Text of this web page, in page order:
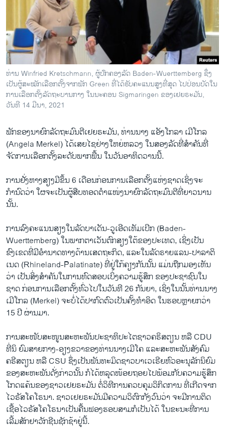
ຊຸມຊົນຊາວລາວ
ວິທະຍາສາດ-ເທັກໂນໂລຈີ
ທຸລະກິດ
ພາສາອັງກິດ
ວີດີໂອ
ສຽງ
ລາຍງານ
ຕິດຕາມພວກເຮົາ ທີ່
ພາສາຕ່າງໆ
ທ່ານ Winfried Kretschmann, ຜູ້ປົກຄອງລັດ Baden-Wuerttemberg ຊຶ່ງ
ເປັນຜູ້ສະໝັກເລືອກຕັ້ງຈາກພັກ Green ທີ່ໄດ້ຮັບຄະແນນສູງທີ່ສຸດ ໄປປ່ອນບັດໃນ
ການເລືອກຕັ້ງລັດຖະບານກາງ ໃນນະຄອນ Sigmaringen ຂອງເຢຍຣະມັນ,
ວັນທີ 14 ມີນາ, 2021
ພັກຂອງນາຍົກລັດຖະມົນຕີເຢຍຣະມັນ, ທ່ານນາງ ແອັງໂກລາ ເມີໂກລ
(Angela Merkel) ໄດ້ເສຍໄຊຢ່າງໃຫຍ່ຫລວງ ໃນສອງລັດທີ່ສຳຄັນທີ່
ຈັດການເລືອກຕັ້ງລະດັບພາກພື້ນ ໃນວັນອາທິດວານນີ້.
ການຢັ່ງຫາງສຽງມີຂຶ້ນ 6 ເດືອນກ່ອນການເລືອກຕັ້ງແຫ່ງຊາດເຊິ່ງຈະ
ກຳນົດວ່າ ໃຜຈະເປັນຜູ້ສືບທອດຕຳແໜ່ງນາຍົກລັດຖະມົນຕີທີ່ຍາວນານ
ນັ້ນ.
ການລົງຄະແນນສຽງໃນລັດບາເດັນ-ວູເອີດເທັມເບີກ (Baden-
Wuerttemberg) ໃນພາກຕາເວັນຕົກສຽງໃຕ້ຂອງປະເທດ, ເຊິ່ງເປັນ
ຂົງເຂດທີ່ມີອໍານາດທາງດ້ານເສດຖະກິດ, ແລະໃນລັດຣາຍແລນ-ປາລາຕິ
ເນດ (Rhineland-Palatinate) ທີ່ຢູ່ໃກ້ຄຽງກັນນັ້ນ ແມ່ນຖືກມອງເຫັນ
ວ່າ ເປັນສິ່ງສຳຄັນໃນການທົດສອບເບິ່ງຄວາມຮູ້ສຶກ ຂອງປະຊາຊົນໃນ
ຊາດ ກ່ອນການເລືອກຕັ້ງທົ່ວໄປໃນວັນທີ 26 ກັນຍາ, ເຊິ່ງໃນນັ້ນທ່ານນາງ
ເມີໂກລ (Merkel) ຈະບໍ່ໄດ້ປາກົດຕົວເປັນຄັ້ງທຳອິດ ໃນຮອບຫຼາຍກວ່າ
15 ປີ ຜ່ານມາ.
ການສະໜັບສະໜູນສະຫະພັນປະຊາທິປະໄຕຊາວຄຣິສຕຽນ ຫລື CDU
ທີ່ນິ ຍົມສາຍກາງ-ອຽງຂວາຂອງທ່ານນາງເມີໂຄ ແລະສະຫະພັນສັງຄົມ
ຄຣີສຕຽນ ຫລື CSU ຊຶ່ງເປັນພັນທະມິດຊາວບາເວເຣີຍຫົວອະນຸລັກນິຍົມ
ຂອງສະຫະພັນດັ່ງກ່າວນັ້ນ ກໍໄດ້ຫລຸດໜ້ອຍຖອຍໄປພ້ອມກັບຄວາມຮູ້ສຶກ
ໂກດແຄ້ນຂອງຊາວເຢຍຣະມັນ ຕໍ່ວິທີການຄວບຄຸມວິກິດການ ທີ່ເກີດຈາກ
ໄວຣັສໂຄໂຣນາ. ຊາວເຢຍຣະມັນມີຄວາມວິຕົກກັງວົນວ່າ ຈະມີການຕິດ
ເຊື້ອໄວຣັສໂຄໂຣນາເປັນຄື້ນຟອງຮອບສາມກໍເປັນໄດ້ ໃນຂະນະທີ່ການ
ເລີ້ມສັກຢາວັກຊີນຊັກຊ້າຢູ່ນີ້.